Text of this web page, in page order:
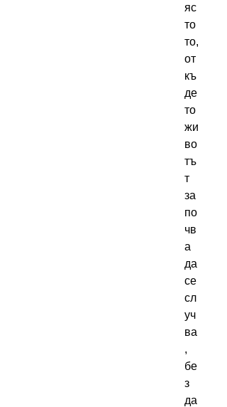
яс
то
то,
от
къ
де
то
жи
во
тъ
т
за
по
чв
а
да
се
сл
уч
ва
,
бе
з
да